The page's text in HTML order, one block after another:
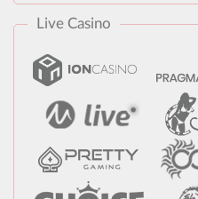
Live Casino